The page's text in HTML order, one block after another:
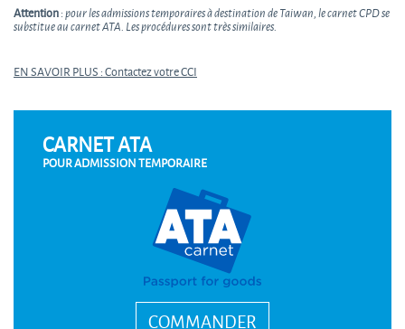
Attention:pour les admissions temporaires à destination de Taiwan, le carnet CPD se
substitue au carnet ATA. Les procédures sont très similaires.
EN SAVOIR PLUS : Contactez votre CCI
CARNET ATA
POUR ADMISSION TEMPORAIRE
COMMANDER